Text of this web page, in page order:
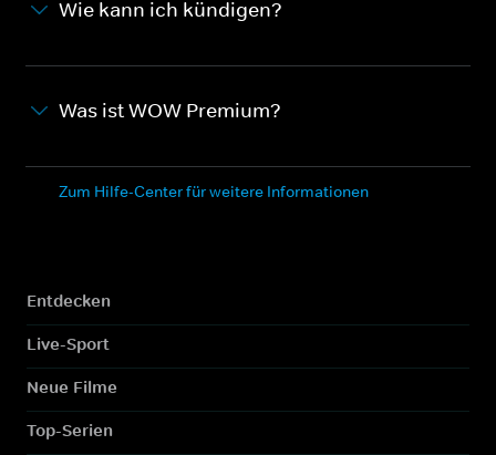
Wie kann ich kündigen?
Was ist WOW Premium?
Zum Hilfe-Center für weitere Informationen
Entdecken
Live-Sport
Neue Filme
Top-Serien